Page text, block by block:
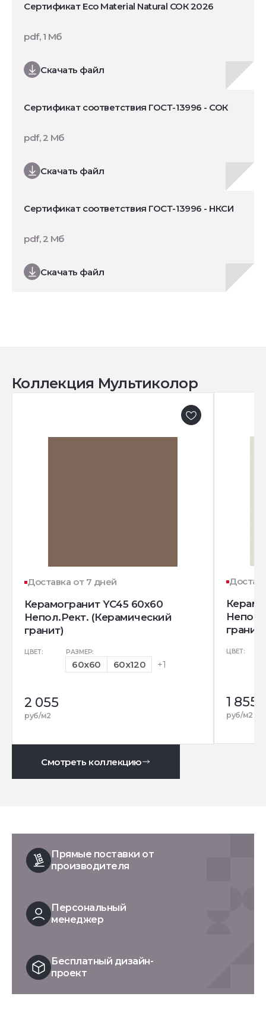
Сертификат Eco Material Natural СОК 2026
Скачать файл
pdf, 1 Мб
Сертификат соответствия ГОСТ-13996 - СОК
Скачать файл
pdf, 2 Мб
Сертификат соответствия ГОСТ-13996 - НКСИ
Скачать файл
pdf, 2 Мб
Коллекция Мультиколор
Доставка от 7 дней
Керамогранит YC45 60x60
Непол.Рект. (Керамический
гранит)
ЦВЕТ: РАЗМЕР:
60x60 60x120 +1
2 055
руб/м2
гранит)
ЦВЕТ:
1 855
руб/м2
Смотреть коллекцию
Прямые поставки от
производителя
Персональный
менеджер
Бесплатный дизайн-
проект